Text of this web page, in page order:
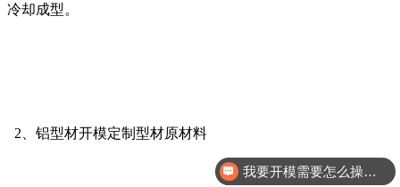
冷却成型。
2、铝型材开模定制型材原材料
我要开模需要怎么操作？